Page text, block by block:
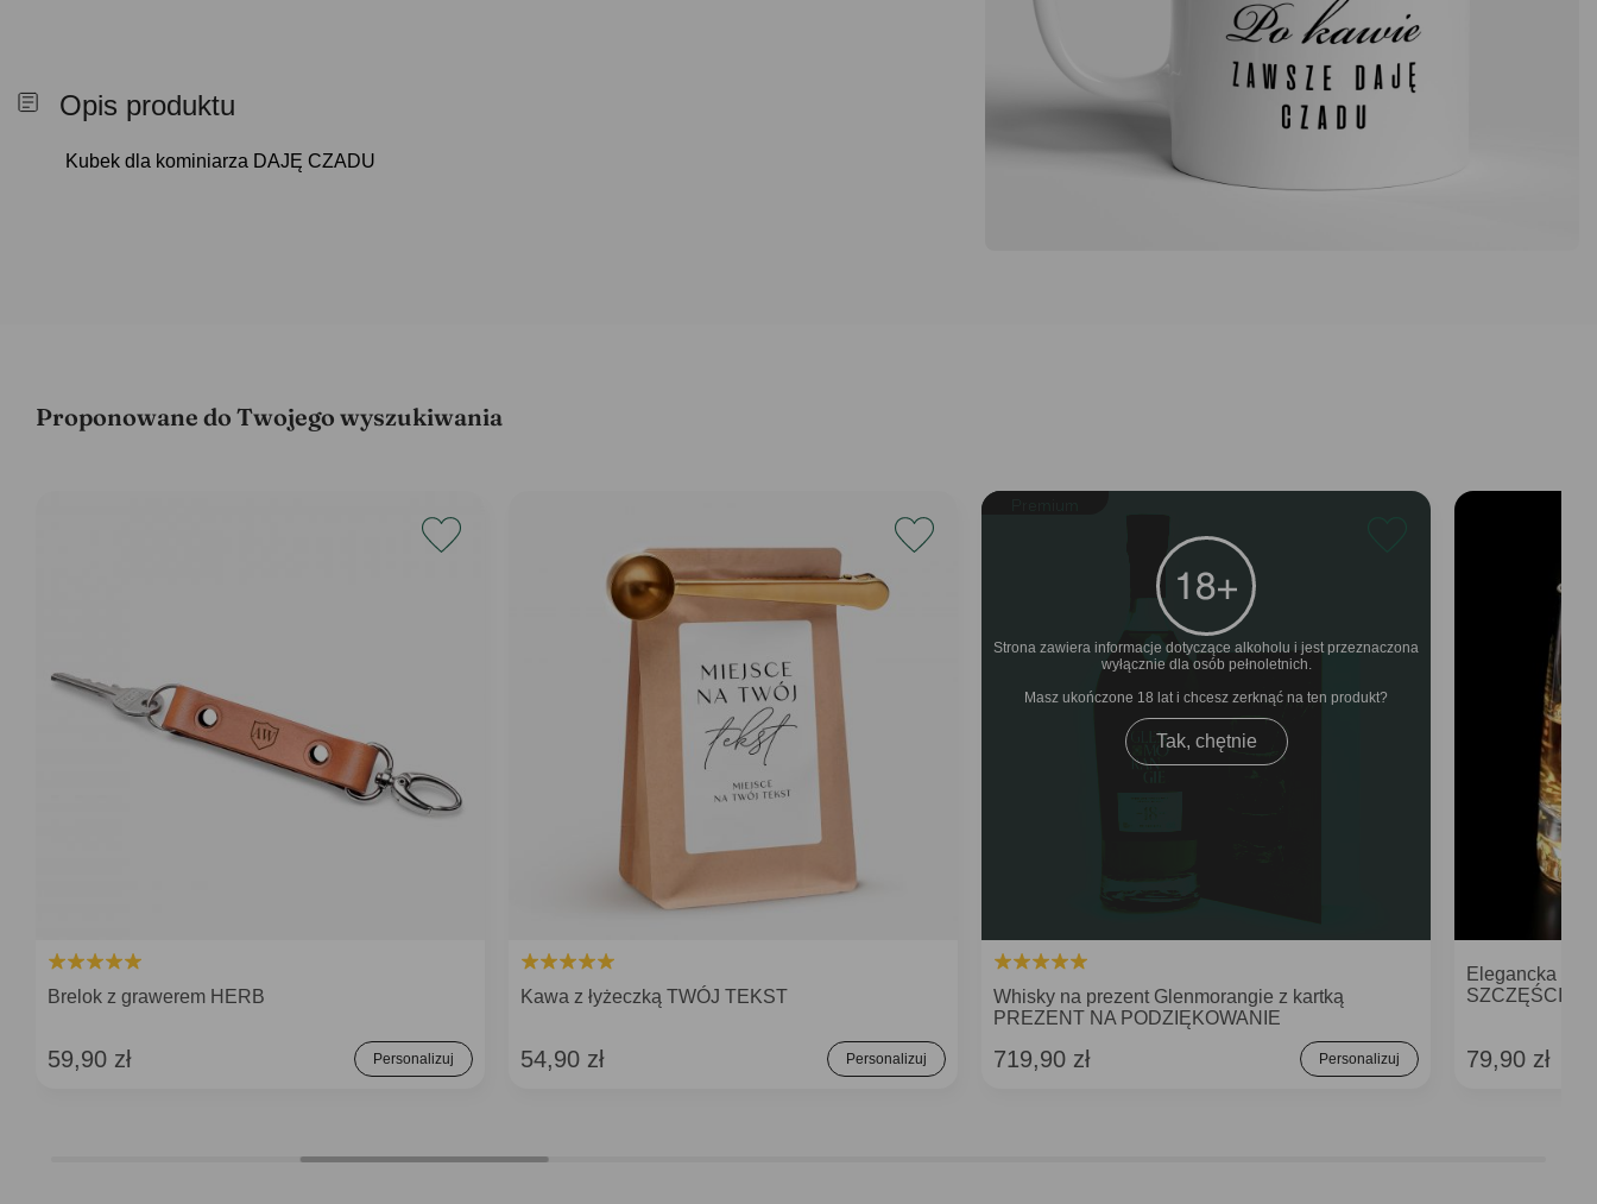
Opis produktu
Kubek dla kominiarza DAJĘ CZADU
Proponowane do Twojego wyszukiwania
Brelok z grawerem HERB
59,90 zł Personalizuj
Kawa z łyżeczką TWÓJ TEKST
54,90 zł Personalizuj
Strona zawiera informacje dotyczące alkoholu i jest przeznaczona
wyłącznie dla osób pełnoletnich.
Masz ukończone 18 lat i chcesz zerknąć na ten produkt
Tak, chętnie
Whisky na prezent Glenmorangie z kartką
PREZENT NA PODZIĘKOWANIE
719,90 zł Personalizuj
Elegancka
SZCZĘŚCIE
79,90 zł